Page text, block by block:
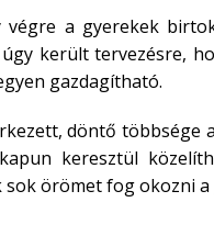
a gyerekek
került tervezésre,
gazdagítható.
döntő többsége
keresztül
örömet fog okozni